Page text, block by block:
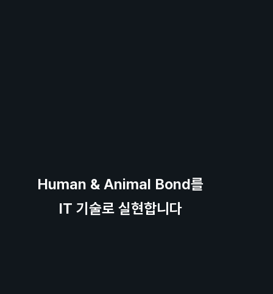
Human & Animal Bond를
IT 기술로 실현합니다